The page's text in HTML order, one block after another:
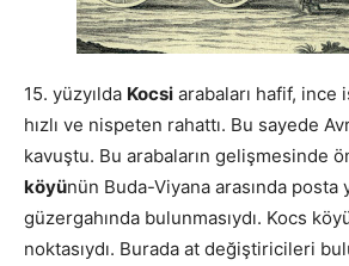
15. yüzyılda Kocsi arabaları hafif,
hızlı ve nispeten rahattı. Bu sayede
kavuştu. Bu arabaların gelişmesinde
köyünün Buda-Viyana arasında posta
güzergahında bulunmasıydı. Kocs
noktasıydı. Burada at değiştiricileri